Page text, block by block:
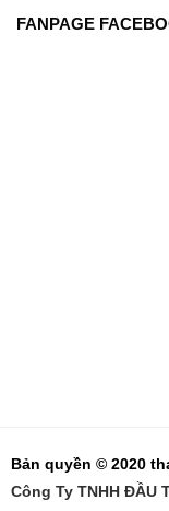
FANPAGE
Bản quyền © 2020
Công Ty TNHH ĐẦU